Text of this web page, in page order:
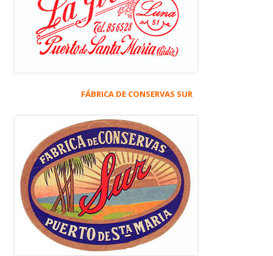
FÁBRICA DE CONSERVAS SUR